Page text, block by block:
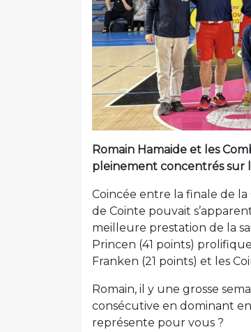
Romain Hamaide et les
pleinement concentrés sur
Coincée entre la finale de
de Cointe pouvait
meilleure prestation de la
Princen (41 points)
Franken (21 points) et les
Romain, il y une grosse
consécutive en dominant
représente pour vous ?